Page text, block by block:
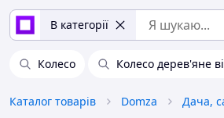
В категорії
Колесо Колесо дерев'яне
Каталог товарів Domza Дача,